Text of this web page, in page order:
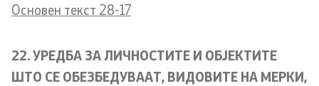
Основен текст 28-17
22. УРЕДБА ЗА ЛИЧНОСТИТЕ И ОБЈЕКТИТЕ
ШТО СЕ ОБЕЗБЕДУВААТ, ВИДОВИТЕ НА МЕРКИ,